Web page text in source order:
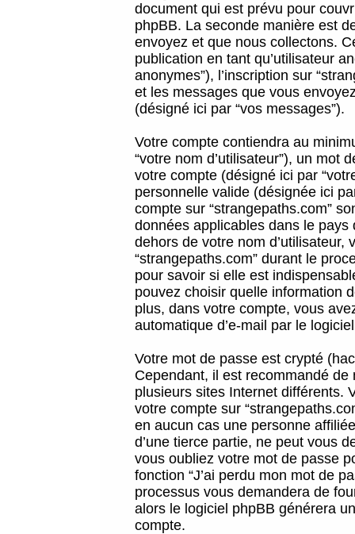
document qui est prévu pour
phpBB. La seconde manière est
envoyez et que nous collectons.
publication en tant qu’utilisateur
anonymes”), l’inscription sur
et les messages que vous
(désigné ici par “vos messages”).
Votre compte contiendra au
“votre nom d’utilisateur”), un mot
votre compte (désigné ici par
personnelle valide (désignée ici
compte sur “strangepaths.com”
données applicables dans le
dehors de votre nom
“strangepaths.com” durant le
pour savoir si elle est
pouvez choisir quelle information
plus, dans votre compte, vous
automatique d’e-mail par le
Votre mot de passe est crypté
Cependant, il est recommandé
plusieurs sites Internet différents.
votre compte sur
en aucun cas une personne
d’une tierce partie, ne peut vous
vous oubliez votre mot de passe
fonction “J’ai perdu mon mot de
processus vous demandera de
alors le logiciel phpBB générera
compte.